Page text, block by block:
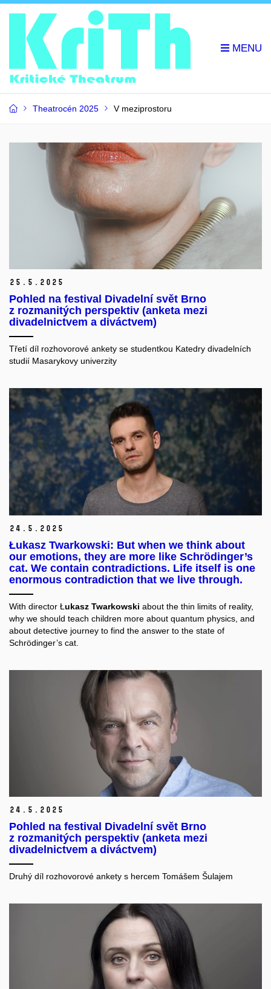
Theatrocén 2025 V meziprostoru
25. 5. 2025
Pohled na festival Divadelní svět Brno
z rozmanitých perspektiv (anketa mezi
divadelnictvem a diváctvem)
Třetí díl rozhovorové ankety se studentkou Katedry divadelních
studií Masarykovy univerzity
24. 5. 2025
Łukasz Twarkowski: But when we think about
our emotions, they are more like Schrödinger’s
cat. We contain contradictions. Life itself is one
enormous contradiction that we live through.
With director Łukasz Twarkowski about the thin limits of reality,
why we should teach children more about quantum physics, and
about detective journey to find the answer to the state of
Schrödinger’s cat.
24. 5. 2025
Pohled na festival Divadelní svět Brno
z rozmanitých perspektiv (anketa mezi
divadelnictvem a diváctvem)
Druhý díl rozhovorové ankety s hercem Tomášem Šulajem